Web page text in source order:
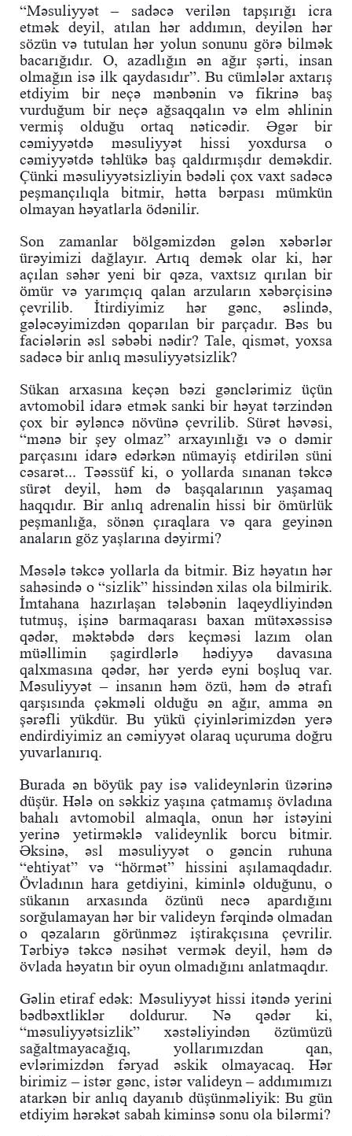
“Məsuliyyət – sadəcə verilən tapşırığı icra
etmək deyil, atılan hər addımın, deyilən hər
sözün və tutulan hər yolun sonunu görə bilmək
bacarığıdır. O, azadlığın ən ağır şərti, insan
olmağın isə ilk qaydasıdır”. Bu cümlələr axtarış
etdiyim bir neçə mənbənin və fikrinə baş
vurduğum bir neçə ağsaqqalın və elm əhlinin
vermiş olduğu ortaq nəticədir. Əgər bir
cəmiyyətdə məsuliyyət hissi yoxdursa o
cəmiyyətdə təhlükə baş qaldırmışdır deməkdir.
Çünki məsuliyyətsizliyin bədəli çox vaxt sadəcə
peşmançılıqla bitmir, hətta bərpası mümkün
olmayan həyatlarla ödənilir.
Son zamanlar bölgəmizdən gələn xəbərlər
ürəyimizi dağlayır. Artıq demək olar ki, hər
açılan səhər yeni bir qəza, vaxtsız qırılan bir
ömür və yarımçıq qalan arzuların xəbərçisinə
çevrilib. İtirdiyimiz hər gənc, əslində,
gələcəyimizdən qoparılan bir parçadır. Bəs bu
faciələrin əsl səbəbi nədir? Tale, qismət, yoxsa
sadəcə bir anlıq məsuliyyətsizlik?
Sükan arxasına keçən bəzi gənclərimiz üçün
avtomobil idarə etmək sanki bir həyat tərzindən
çox bir əyləncə növünə çevrilib. Sürət həvəsi,
“mənə bir şey olmaz” arxayınlığı və o dəmir
parçasını idarə edərkən nümayiş etdirilən süni
cəsarət... Təəssüf ki, o yollarda sınanan təkcə
sürət deyil, həm də başqalarının yaşamaq
haqqıdır. Bir anlıq adrenalin hissi bir ömürlük
peşmanlığa, sönən çıraqlara və qara geyinən
anaların göz yaşlarına dəyirmi?
Məsələ təkcə yollarla da bitmir. Biz həyatın hər
sahəsində o “sizlik” hissindən xilas ola bilmirik.
İmtahana hazırlaşan tələbənin laqeydliyindən
tutmuş, işinə barmaqarası baxan mütəxəssisə
qədər, məktəbdə dərs keçməsi lazım olan
müəllimin şagirdlərlə hədiyyə davasına
qalxmasına qədər, hər yerdə eyni boşluq var.
Məsuliyyət – insanın həm özü, həm də ətrafı
qarşısında çəkməli olduğu ən ağır, amma ən
şərəfli yükdür. Bu yükü çiyinlərimizdən yerə
endirdiyimiz an cəmiyyət olaraq uçuruma doğru
yuvarlanırıq.
Burada ən böyük pay isə valideynlərin üzərinə
düşür. Hələ on səkkiz yaşına çatmamış övladına
bahalı avtomobil almaqla, onun hər istəyini
yerinə yetirməklə valideynlik borcu bitmir.
Əksinə, əsl məsuliyyət o gəncin ruhuna
“ehtiyat” və “hörmət” hissini aşılamaqdadır.
Övladının hara getdiyini, kiminlə olduğunu, o
sükanın arxasında özünü necə apardığını
sorğulamayan hər bir valideyn fərqində olmadan
o qəzaların görünməz iştirakçısına çevrilir.
Tərbiyə təkcə nəsihət vermək deyil, həm də
övlada həyatın bir oyun olmadığını anlatmaqdır.
Gəlin etiraf edək: Məsuliyyət hissi itəndə yerini
bədbəxtliklər doldurur. Nə qədər ki,
“məsuliyyətsizlik” xəstəliyindən özümüzü
sağaltmayacağıq, yollarımızdan qan,
evlərimizdən fəryad əskik olmayacaq. Hər
birimiz – istər gənc, istər valideyn – addımımızı
atarkən bir anlıq dayanıb düşünməliyik: Bu gün
etdiyim hərəkət sabah kiminsə sonu ola bilərmi?